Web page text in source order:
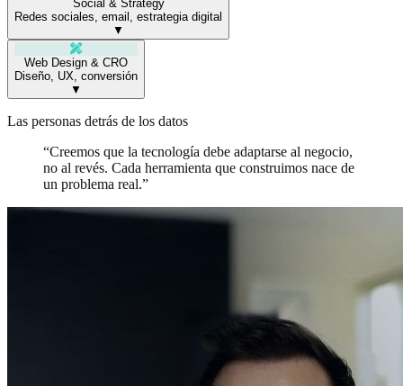
Social & Strategy
Redes sociales, email, estrategia digital
▼
Web Design & CRO
Diseño, UX, conversión
▼
Las personas detrás de los datos
“Creemos que la tecnología debe adaptarse al negocio,
no al revés. Cada herramienta que construimos nace de
un problema real.”